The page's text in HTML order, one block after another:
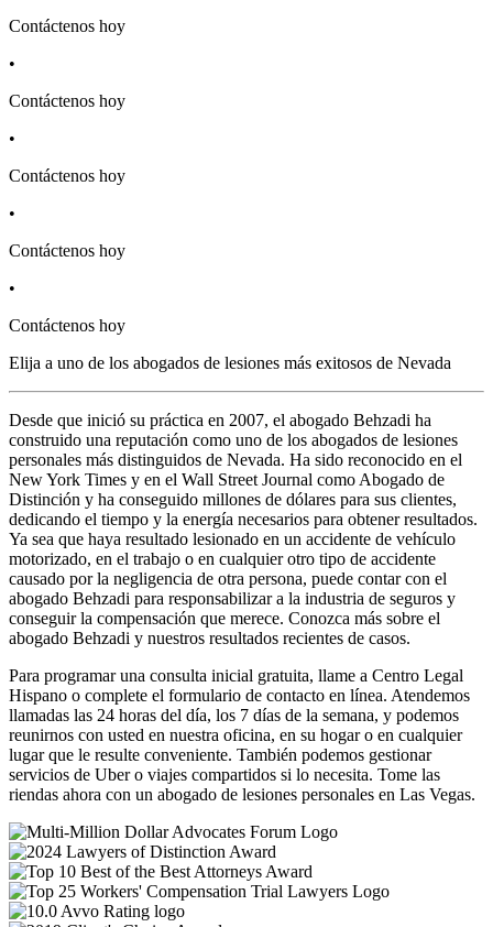
Contáctenos hoy
•
Contáctenos hoy
•
Contáctenos hoy
•
Contáctenos hoy
•
Contáctenos hoy
Elija a uno de los abogados de lesiones más exitosos de Nevada
Desde que inició su práctica en 2007, el abogado Behzadi ha
construido una reputación como uno de los abogados de lesiones
personales más distinguidos de Nevada. Ha sido reconocido en el
New York Times y en el Wall Street Journal como Abogado de
Distinción y ha conseguido millones de dólares para sus clientes,
dedicando el tiempo y la energía necesarios para obtener resultados.
Ya sea que haya resultado lesionado en un accidente de vehículo
motorizado, en el trabajo o en cualquier otro tipo de accidente
causado por la negligencia de otra persona, puede contar con el
abogado Behzadi para responsabilizar a la industria de seguros y
conseguir la compensación que merece. Conozca más sobre el
abogado Behzadi y nuestros resultados recientes de casos.
Para programar una consulta inicial gratuita, llame a Centro Legal
Hispano o complete el formulario de contacto en línea. Atendemos
llamadas las 24 horas del día, los 7 días de la semana, y podemos
reunirnos con usted en nuestra oficina, en su hogar o en cualquier
lugar que le resulte conveniente. También podemos gestionar
servicios de Uber o viajes compartidos si lo necesita. Tome las
riendas ahora con un abogado de lesiones personales en Las Vegas.